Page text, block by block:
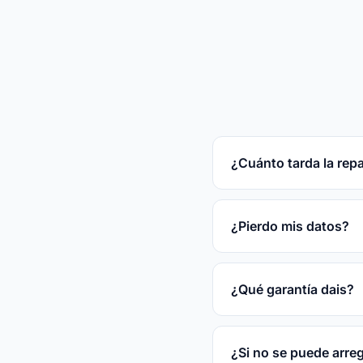
¿Cuánto tarda la
Reparaciones
tras el diagnóstico
¿Pierdo mis datos?
En la mayoría de las
disco.
¿Qué garantía dais?
3 meses por escrito
¿Si no se puede